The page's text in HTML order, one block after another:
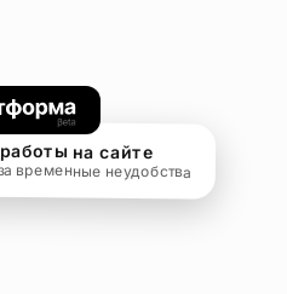
на сайте
временные неудобства